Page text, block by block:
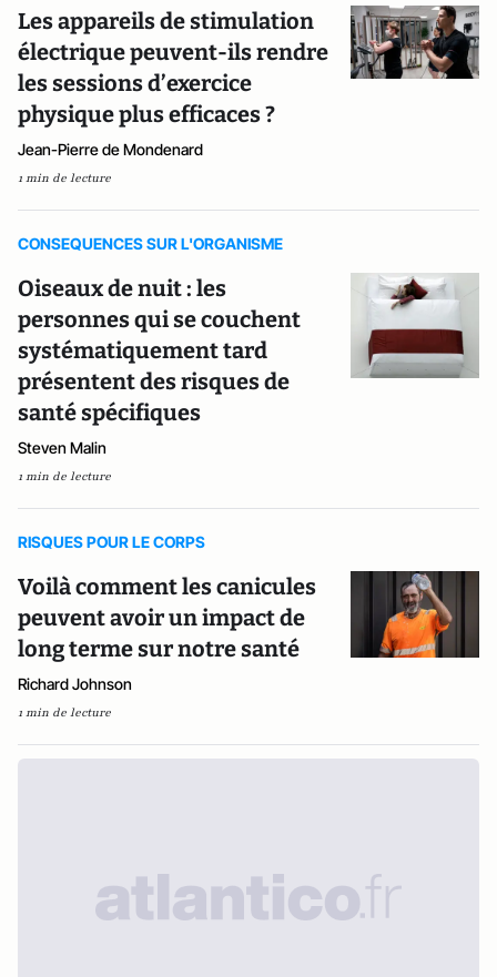
Les appareils de stimulation
électrique peuvent-ils rendre
les sessions d’exercice
physique plus efficaces ?
Jean-Pierre de Mondenard
1 min de lecture
CONSEQUENCES SUR L'ORGANISME
Oiseaux de nuit : les
personnes qui se couchent
systématiquement tard
présentent des risques de
santé spécifiques
Steven Malin
1 min de lecture
RISQUES POUR LE CORPS
Voilà comment les canicules
peuvent avoir un impact de
long terme sur notre santé
Richard Johnson
1 min de lecture